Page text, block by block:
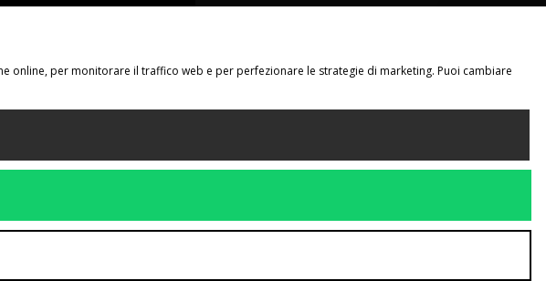
online, per monitorare il traffico web e per perfezionare le strategie di marketing. Puoi cambiare